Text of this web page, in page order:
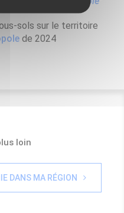
sols sur le territoire
de 2024
loin
DANS MA RÉGION